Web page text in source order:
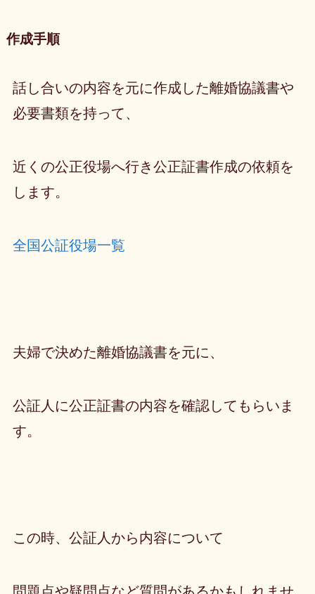
作成手順
話し合いの内容を元に作成した離婚協議書や
必要書類を持って、
近くの公正役場へ行き公正証書作成の依頼を
します。
全国公証役場一覧
夫婦で決めた離婚協議書を元に、
公証人に公正証書の内容を確認してもらいま
す。
この時、公証人から内容について